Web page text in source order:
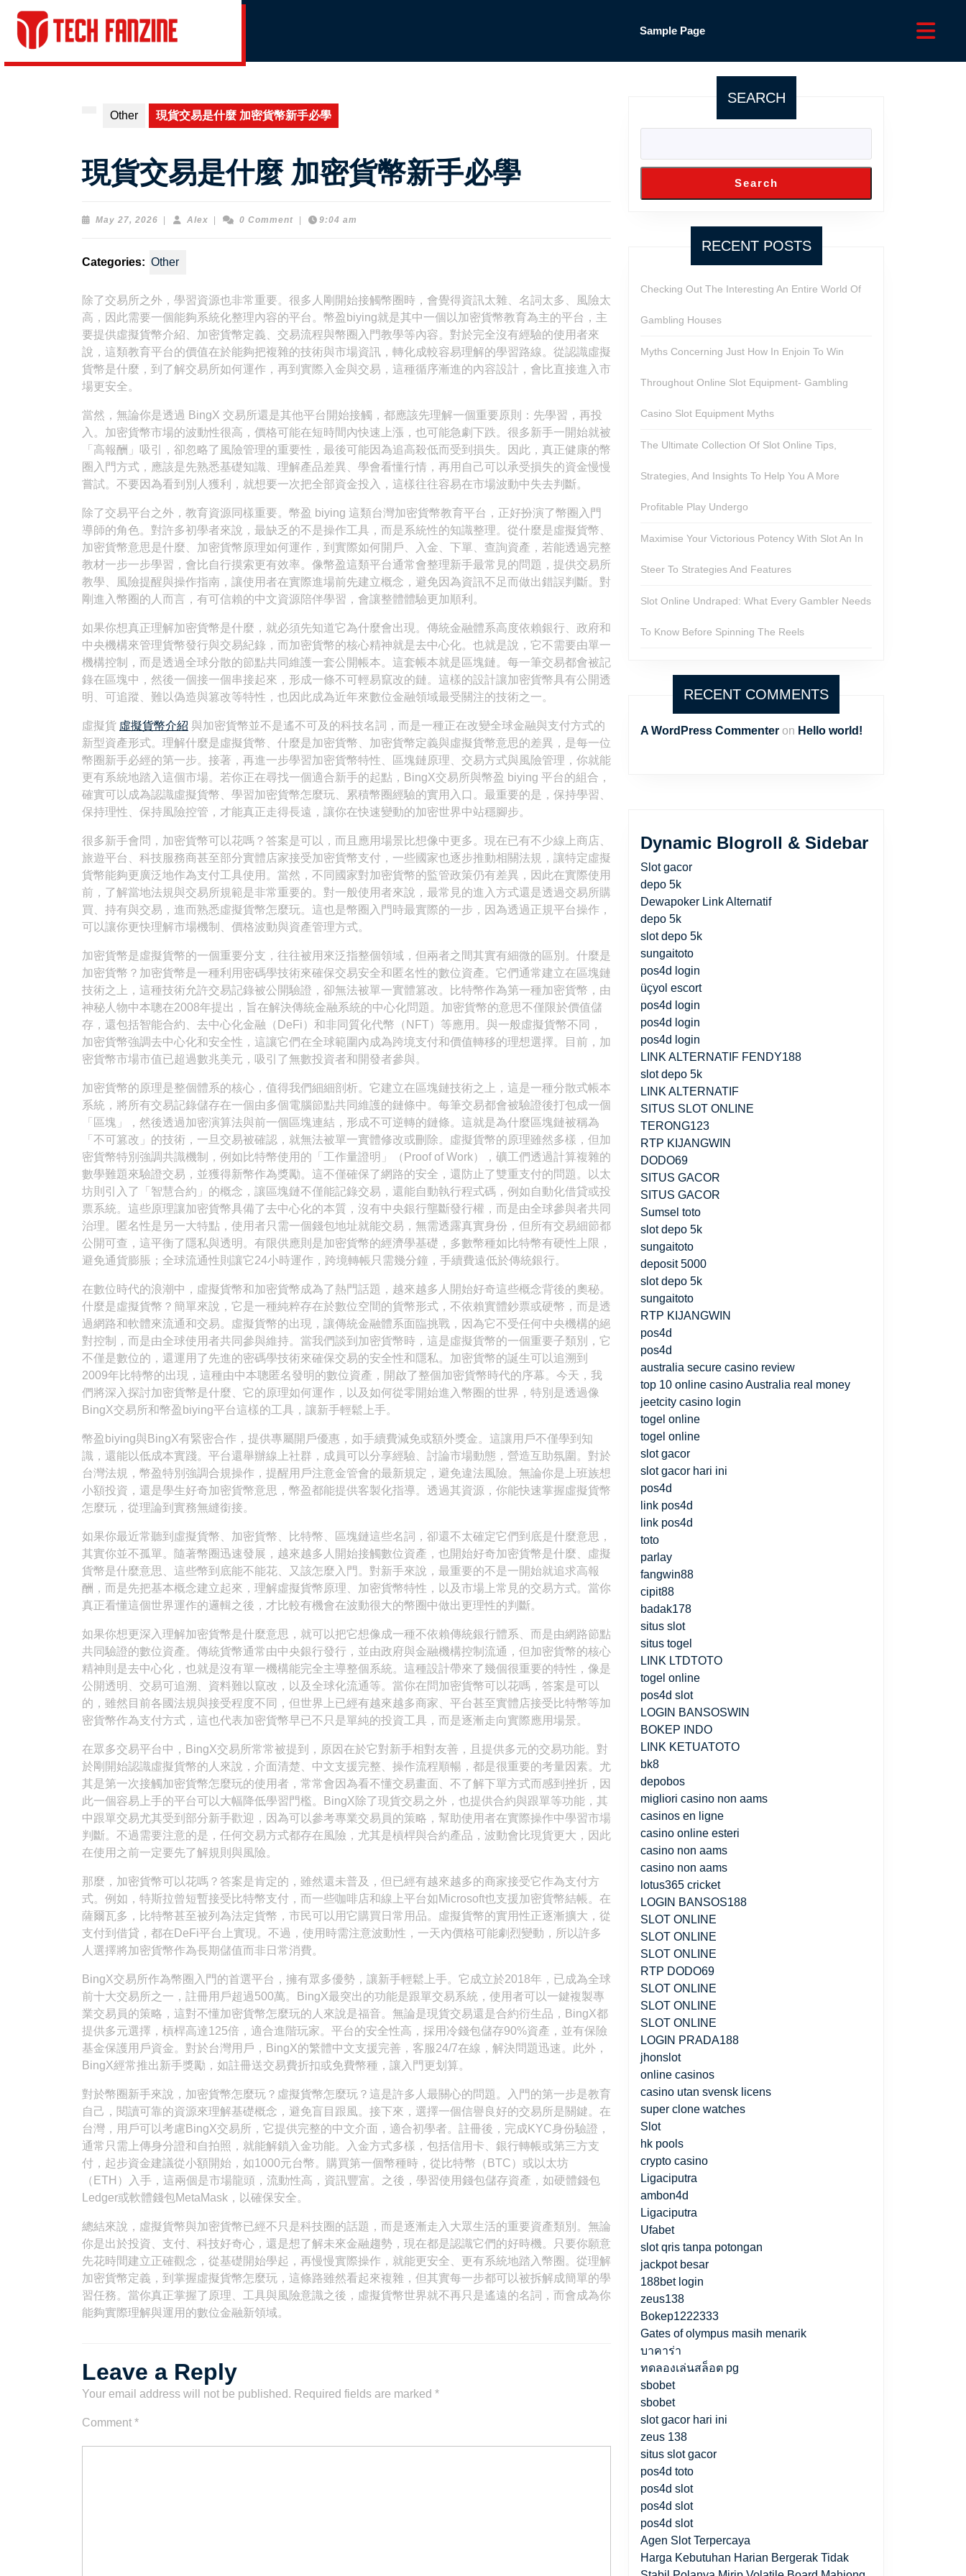
content
Sample Page
Other 現貨交易是什麼 加密貨幣新手必學
現貨交易是什麼 加密貨幣新手必學
May 27, 2026 May
AlexAlex 0 Comment 9:04 am
Categories: Other
除了交易所之外，學習資源也非常重要。很多人剛開始接觸幣圈時，會覺得資訊太雜、名詞太多、風險太
高，因此需要一個能夠系統化整理內容的平台。幣盈biying就是其中一個以加密貨幣教育為主的平台，主
要提供虛擬貨幣介紹、加密貨幣定義、交易流程與幣圈入門教學等內容。對於完全沒有經驗的使用者來
說，這類教育平台的價值在於能夠把複雜的技術與市場資訊，轉化成較容易理解的學習路線。從認識虛擬
貨幣是什麼，到了解交易所如何運作，再到實際入金與交易，這種循序漸進的內容設計，會比直接進入市
場更安全。
當然，無論你是透過 BingX 交易所還是其他平台開始接觸，都應該先理解一個重要原則：先學習，再投
入。加密貨幣市場的波動性很高，價格可能在短時間內快速上漲，也可能急劇下跌。很多新手一開始就被
「高報酬」吸引，卻忽略了風險管理的重要性，最後可能因為追高殺低而受到損失。因此，真正健康的幣
圈入門方式，應該是先熟悉基礎知識、理解產品差異、學會看懂行情，再用自己可以承受損失的資金慢慢
嘗試。不要因為看到別人獲利，就想要一次把全部資金投入，這樣往往容易在市場波動中失去判斷。
除了交易平台之外，教育資源同樣重要。幣盈 biying 這類台灣加密貨幣教育平台，正好扮演了幣圈入門
導師的角色。對許多初學者來說，最缺乏的不是操作工具，而是系統性的知識整理。從什麼是虛擬貨幣、
加密貨幣意思是什麼、加密貨幣原理如何運作，到實際如何開戶、入金、下單、查詢資產，若能透過完整
教材一步一步學習，會比自行摸索更有效率。像幣盈這類平台通常會整理新手最常見的問題，提供交易所
教學、風險提醒與操作指南，讓使用者在實際進場前先建立概念，避免因為資訊不足而做出錯誤判斷。對
剛進入幣圈的人而言，有可信賴的中文資源陪伴學習，會讓整體體驗更加順利。
如果你想真正理解加密貨幣是什麼，就必須先知道它為什麼會出現。傳統金融體系高度依賴銀行、政府和
中央機構來管理貨幣發行與交易紀錄，而加密貨幣的核心精神就是去中心化。也就是說，它不需要由單一
機構控制，而是透過全球分散的節點共同維護一套公開帳本。這套帳本就是區塊鏈。每一筆交易都會被記
錄在區塊中，然後一個接一個串接起來，形成一條不可輕易竄改的鏈。這樣的設計讓加密貨幣具有公開透
明、可追蹤、難以偽造與篡改等特性，也因此成為近年來數位金融領域最受關注的技術之一。
虛擬貨 虛擬貨幣介紹 與加密貨幣並不是遙不可及的科技名詞，而是一種正在改變全球金融與支付方式的
新型資產形式。理解什麼是虛擬貨幣、什麼是加密貨幣、加密貨幣定義與虛擬貨幣意思的差異，是每一位
幣圈新手必經的第一步。接著，再進一步學習加密貨幣特性、區塊鏈原理、交易方式與風險管理，你就能
更有系統地踏入這個市場。若你正在尋找一個適合新手的起點，BingX交易所與幣盈 biying 平台的組合，
確實可以成為認識虛擬貨幣、學習加密貨幣怎麼玩、累積幣圈經驗的實用入口。最重要的是，保持學習、
保持理性、保持風險控管，才能真正走得長遠，讓你在快速變動的加密世界中站穩腳步。
很多新手會問，加密貨幣可以花嗎？答案是可以，而且應用場景比想像中更多。現在已有不少線上商店、
旅遊平台、科技服務商甚至部分實體店家接受加密貨幣支付，一些國家也逐步推動相關法規，讓特定虛擬
貨幣能夠更廣泛地作為支付工具使用。當然，不同國家對加密貨幣的監管政策仍有差異，因此在實際使用
前，了解當地法規與交易所規範是非常重要的。對一般使用者來說，最常見的進入方式還是透過交易所購
買、持有與交易，進而熟悉虛擬貨幣怎麼玩。這也是幣圈入門時最實際的一步，因為透過正規平台操作，
可以讓你更快理解市場機制、價格波動與資產管理方式。
加密貨幣是虛擬貨幣的一個重要分支，往往被用來泛指整個領域，但兩者之間其實有細微的區別。什麼是
加密貨幣？加密貨幣是一種利用密碼學技術來確保交易安全和匿名性的數位資產。它們通常建立在區塊鏈
技術之上，這種技術允許交易記錄被公開驗證，卻無法被單一實體篡改。比特幣作為第一種加密貨幣，由
神秘人物中本聰在2008年提出，旨在解決傳統金融系統的中心化問題。加密貨幣的意思不僅限於價值儲
存，還包括智能合約、去中心化金融（DeFi）和非同質化代幣（NFT）等應用。與一般虛擬貨幣不同，
加密貨幣強調去中心化和安全性，這讓它們在全球範圍內成為跨境支付和價值轉移的理想選擇。目前，加
密貨幣市場市值已超過數兆美元，吸引了無數投資者和開發者參與。
加密貨幣的原理是整個體系的核心，值得我們細細剖析。它建立在區塊鏈技術之上，這是一種分散式帳本
系統，將所有交易記錄儲存在一個由多個電腦節點共同維護的鏈條中。每筆交易都會被驗證後打包成一個
「區塊」，然後透過加密演算法與前一個區塊連結，形成不可逆轉的鏈條。這就是為什麼區塊鏈被稱為
「不可篡改」的技術，一旦交易被確認，就無法被單一實體修改或刪除。虛擬貨幣的原理雖然多樣，但加
密貨幣特別強調共識機制，例如比特幣使用的「工作量證明」（Proof of Work），礦工們透過計算複雜的
數學難題來驗證交易，並獲得新幣作為獎勵。這不僅確保了網路的安全，還防止了雙重支付的問題。以太
坊則引入了「智慧合約」的概念，讓區塊鏈不僅能記錄交易，還能自動執行程式碼，例如自動化借貸或投
票系統。這些原理讓加密貨幣具備了去中心化的本質，沒有中央銀行壟斷發行權，而是由全球參與者共同
治理。匿名性是另一大特點，使用者只需一個錢包地址就能交易，無需透露真實身份，但所有交易細節都
公開可查，這平衡了隱私與透明。有限供應則是加密貨幣的經濟學基礎，多數幣種如比特幣有硬性上限，
避免通貨膨脹；全球流通性則讓它24小時運作，跨境轉帳只需幾分鐘，手續費遠低於傳統銀行。
在數位時代的浪潮中，虛擬貨幣和加密貨幣成為了熱門話題，越來越多人開始好奇這些概念背後的奧秘。
什麼是虛擬貨幣？簡單來說，它是一種純粹存在於數位空間的貨幣形式，不依賴實體鈔票或硬幣，而是透
過網路和軟體來流通和交易。虛擬貨幣的出現，讓傳統金融體系面臨挑戰，因為它不受任何中央機構的絕
對控制，而是由全球使用者共同參與維持。當我們談到加密貨幣時，這是虛擬貨幣的一個重要子類別，它
不僅是數位的，還運用了先進的密碼學技術來確保交易的安全性和隱私。加密貨幣的誕生可以追溯到
2009年比特幣的出現，這種由中本聰匿名發明的數位資產，開啟了整個加密貨幣時代的序幕。今天，我
們將深入探討加密貨幣是什麼、它的原理如何運作，以及如何從零開始進入幣圈的世界，特別是透過像
BingX交易所和幣盈biying平台這樣的工具，讓新手輕鬆上手。
幣盈biying與BingX有緊密合作，提供專屬開戶優惠，如手續費減免或額外獎金。這讓用戶不僅學到知
識，還能以低成本實踐。平台還舉辦線上社群，成員可以分享經驗、討論市場動態，營造互助氛圍。對於
台灣法規，幣盈特別強調合規操作，提醒用戶注意金管會的最新規定，避免違法風險。無論你是上班族想
小額投資，還是學生好奇加密貨幣意思，幣盈都能提供客製化指導。透過其資源，你能快速掌握虛擬貨幣
怎麼玩，從理論到實務無縫銜接。
如果你最近常聽到虛擬貨幣、加密貨幣、比特幣、區塊鏈這些名詞，卻還不太確定它們到底是什麼意思，
其實你並不孤單。隨著幣圈迅速發展，越來越多人開始接觸數位資產，也開始好奇加密貨幣是什麼、虛擬
貨幣是什麼意思、這些幣到底能不能花、又該怎麼入門。對新手來說，最重要的不是一開始就追求高報
酬，而是先把基本概念建立起來，理解虛擬貨幣原理、加密貨幣特性，以及市場上常見的交易方式。當你
真正看懂這個世界運作的邏輯之後，才比較有機會在波動很大的幣圈中做出更理性的判斷。
如果你想更深入理解加密貨幣是什麼意思，就可以把它想像成一種不依賴傳統銀行體系、而是由網路節點
共同驗證的數位資產。傳統貨幣通常由中央銀行發行，並由政府與金融機構控制流通，但加密貨幣的核心
精神則是去中心化，也就是沒有單一機構能完全主導整個系統。這種設計帶來了幾個很重要的特性，像是
公開透明、交易可追溯、資料難以竄改，以及全球化流通等。當你在問加密貨幣可以花嗎，答案是可以
的，雖然目前各國法規與接受程度不同，但世界上已經有越來越多商家、平台甚至實體店接受比特幣等加
密貨幣作為支付方式，這也代表加密貨幣早已不只是單純的投資工具，而是逐漸走向實際應用場景。
在眾多交易平台中，BingX交易所常常被提到，原因在於它對新手相對友善，且提供多元的交易功能。對
於剛開始認識虛擬貨幣的人來說，介面清楚、中文支援完整、操作流程順暢，都是很重要的考量因素。尤
其是第一次接觸加密貨幣怎麼玩的使用者，常常會因為看不懂交易畫面、不了解下單方式而感到挫折，因
此一個容易上手的平台可以大幅降低學習門檻。BingX除了現貨交易之外，也提供合約與跟單等功能，其
中跟單交易尤其受到部分新手歡迎，因為可以參考專業交易員的策略，幫助使用者在實際操作中學習市場
判斷。不過需要注意的是，任何交易方式都存在風險，尤其是槓桿與合約產品，波動會比現貨更大，因此
在使用之前一定要先了解規則與風險。
那麼，加密貨幣可以花嗎？答案是肯定的，雖然還未普及，但已經有越來越多的商家接受它作為支付方
式。例如，特斯拉曾短暫接受比特幣支付，而一些咖啡店和線上平台如Microsoft也支援加密貨幣結帳。在
薩爾瓦多，比特幣甚至被列為法定貨幣，市民可以用它購買日常用品。虛擬貨幣的實用性正逐漸擴大，從
支付到借貸，都在DeFi平台上實現。不過，使用時需注意波動性，一天內價格可能劇烈變動，所以許多
人選擇將加密貨幣作為長期儲值而非日常消費。
BingX交易所作為幣圈入門的首選平台，擁有眾多優勢，讓新手輕鬆上手。它成立於2018年，已成為全球
前十大交易所之一，註冊用戶超過500萬。BingX最突出的功能是跟單交易系統，使用者可以一鍵複製專
業交易員的策略，這對不懂加密貨幣怎麼玩的人來說是福音。無論是現貨交易還是合約衍生品，BingX都
提供多元選擇，槓桿高達125倍，適合進階玩家。平台的安全性高，採用冷錢包儲存90%資產，並有保險
基金保護用戶資金。對於台灣用戶，BingX的繁體中文支援完善，客服24/7在線，解決問題迅速。此外，
BingX經常推出新手獎勵，如註冊送交易費折扣或免費幣種，讓入門更划算。
對於幣圈新手來說，加密貨幣怎麼玩？虛擬貨幣怎麼玩？這是許多人最關心的問題。入門的第一步是教育
自己，閱讀可靠的資源來理解基礎概念，避免盲目跟風。接下來，選擇一個信譽良好的交易所是關鍵。在
台灣，用戶可以考慮BingX交易所，它提供完整的中文介面，適合初學者。註冊後，完成KYC身份驗證，
通常只需上傳身分證和自拍照，就能解鎖入金功能。入金方式多樣，包括信用卡、銀行轉帳或第三方支
付，起步資金建議從小額開始，如1000元台幣。購買第一個幣種時，從比特幣（BTC）或以太坊
（ETH）入手，這兩個是市場龍頭，流動性高，資訊豐富。之後，學習使用錢包儲存資產，如硬體錢包
Ledger或軟體錢包MetaMask，以確保安全。
總結來說，虛擬貨幣與加密貨幣已經不只是科技圈的話題，而是逐漸走入大眾生活的重要資產類別。無論
你是出於投資、支付、科技好奇心，還是想了解未來金融趨勢，現在都是認識它們的好時機。只要你願意
先花時間建立正確觀念，從基礎開始學起，再慢慢實際操作，就能更安全、更有系統地踏入幣圈。從理解
加密貨幣定義，到掌握虛擬貨幣怎麼玩，這條路雖然看起來複雜，但其實每一步都可以被拆解成簡單的學
習任務。當你真正掌握了原理、工具與風險意識之後，虛擬貨幣世界就不再只是遙遠的名詞，而會成為你
能夠實際理解與運用的數位金融新領域。
Leave a Reply
Your email address will not be published. Required fields are marked *
Comment *
SEARCH
Search
RECENT POSTS
Checking Out The Interesting An Entire World Of
Gambling Houses
Myths Concerning Just How In Enjoin To Win
Throughout Online Slot Equipment- Gambling
Casino Slot Equipment Myths
The Ultimate Collection Of Slot Online Tips,
Strategies, And Insights To Help You A More
Profitable Play Undergo
Maximise Your Victorious Potency With Slot An In
Steer To Strategies And Features
Slot Online Undraped: What Every Gambler Needs
To Know Before Spinning The Reels
RECENT COMMENTS
A WordPress Commenter on Hello world!
Dynamic Blogroll & Sidebar
Slot gacor
depo 5k
Dewapoker Link Alternatif
depo 5k
slot depo 5k
sungaitoto
pos4d login
üçyol escort
pos4d login
pos4d login
pos4d login
LINK ALTERNATIF FENDY188
slot depo 5k
LINK ALTERNATIF
SITUS SLOT ONLINE
TERONG123
RTP KIJANGWIN
DODO69
SITUS GACOR
SITUS GACOR
Sumsel toto
slot depo 5k
sungaitoto
deposit 5000
slot depo 5k
sungaitoto
RTP KIJANGWIN
pos4d
pos4d
australia secure casino review
top 10 online casino Australia real money
jeetcity casino login
togel online
togel online
slot gacor
slot gacor hari ini
pos4d
link pos4d
link pos4d
toto
parlay
fangwin88
cipit88
badak178
situs slot
situs togel
LINK LTDTOTO
togel online
pos4d slot
LOGIN BANSOSWIN
BOKEP INDO
LINK KETUATOTO
bk8
depobos
migliori casino non aams
casinos en ligne
casino online esteri
casino non aams
casino non aams
lotus365 cricket
LOGIN BANSOS188
SLOT ONLINE
SLOT ONLINE
SLOT ONLINE
RTP DODO69
SLOT ONLINE
SLOT ONLINE
SLOT ONLINE
LOGIN PRADA188
jhonslot
online casinos
casino utan svensk licens
super clone watches
Slot
hk pools
crypto casino
Ligaciputra
ambon4d
Ligaciputra
Ufabet
slot qris tanpa potongan
jackpot besar
188bet login
zeus138
Bokep1222333
Gates of olympus masih menarik
บาคาร่า
ทดลองเล่นสล็อต pg
sbobet
sbobet
slot gacor hari ini
zeus 138
situs slot gacor
pos4d toto
pos4d slot
pos4d slot
pos4d slot
Agen Slot Terpercaya
Harga Kebutuhan Harian Bergerak Tidak